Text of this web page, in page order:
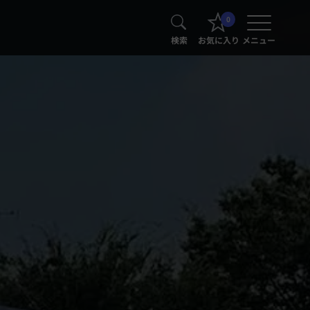
検索
0
お気に入り メニュー